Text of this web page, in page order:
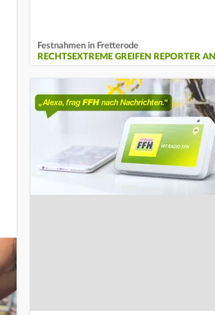
Festnahmen in Fretterode
RECHTSEXTREME GREIFEN REPORTER AN